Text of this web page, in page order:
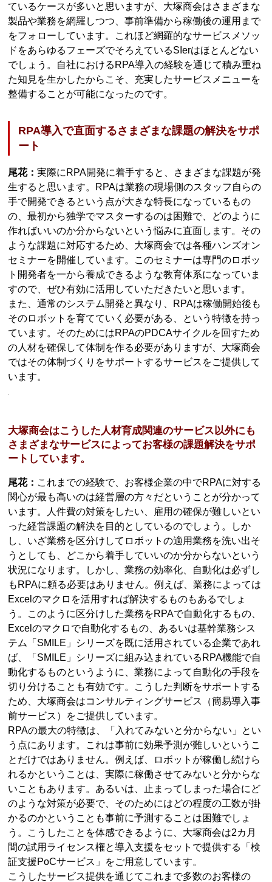
ているケースが多いと思いますが、大塚商会はさまざまな
製品や業務を網羅しつつ、事前準備から稼働後の運用まで
をフォローしています。これほど網羅的なサービスメソッ
ドをあらゆるフェーズでそろえているSIerはほとんどない
でしょう。自社におけるRPA導入の経験を通じて積み重ね
た知見を生かしたからこそ、充実したサービスメニューを
整備することが可能になったのです。
RPA導入で直面するさまざまな課題の解決をサポ
ート
尾花：実際にRPA開発に着手すると、さまざまな課題が発
生すると思います。RPAは業務の現場側のスタッフ自らの
手で開発できるという点が大きな特長になっているもの
の、最初から独学でマスターするのは困難で、どのように
作ればいいのか分からないという悩みに直面します。その
ような課題に対応するため、大塚商会では各種ハンズオン
セミナーを開催しています。このセミナーは専門のロボッ
ト開発者を一から養成できるような教育体系になっていま
すので、ぜひ有効に活用していただきたいと思います。
また、通常のシステム開発と異なり、RPAは稼働開始後も
そのロボットを育てていく必要がある、という特徴を持っ
ています。そのためにはRPAのPDCAサイクルを回すため
の人材を確保して体制を作る必要がありますが、大塚商会
ではその体制づくりをサポートするサービスをご提供して
います。
大塚商会はこうした人材育成関連のサービス以外にも
さまざまなサービスによってお客様の課題解決をサポ
ートしています。
尾花： これまでの経験で、お客様企業の中でRPAに対する
関心が最も高いのは経営層の方々だということが分かって
います。人件費の対策をしたい、雇用の確保が難しいとい
った経営課題の解決を目的としているのでしょう。しか
し、いざ業務を区分けしてロボットの適用業務を洗い出そ
うとしても、どこから着手していいのか分からないという
状況になります。しかし、業務の効率化、自動化は必ずし
もRPAに頼る必要はありません。例えば、業務によっては
Excelのマクロを活用すれば解決するものもあるでしょ
う。このように区分けした業務をRPAで自動化するもの、
Excelのマクロで自動化するもの、あるいは基幹業務シス
テム「SMILE」シリーズを既に活用されている企業であれ
ば、「SMILE」シリーズに組み込まれているRPA機能で自
動化するものというように、業務によって自動化の手段を
切り分けることも有効です。こうした判断をサポートする
ため、大塚商会はコンサルティングサービス（簡易導入事
前サービス）をご提供しています。
RPAの最大の特徴は、「入れてみないと分からない」とい
う点にあります。これは事前に効果予測が難しいというこ
とだけではありません。例えば、ロボットが稼働し続けら
れるかということは、実際に稼働させてみないと分からな
いこともあります。あるいは、止まってしまった場合にど
のような対策が必要で、そのためにはどの程度の工数が掛
かるのかということも事前に予測することは困難でしょ
う。こうしたことを体感できるように、大塚商会は2カ月
間の試用ライセンス権と導入支援をセットで提供する「検
証支援PoCサービス」をご用意しています。
こうしたサービス提供を通じてこれまで多数のお客様の